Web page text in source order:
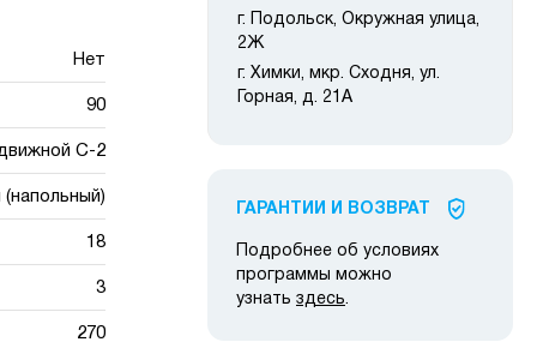
Нет
90
С-2
18
3
270
г. Подольск, Окружная улица,
2Ж
г. Химки, мкр. Сходня, ул.
Горная, д. 21А
ГАРАНТИИ И ВОЗВРАТ
Подробнее об условиях
программы можно
узнать здесь.